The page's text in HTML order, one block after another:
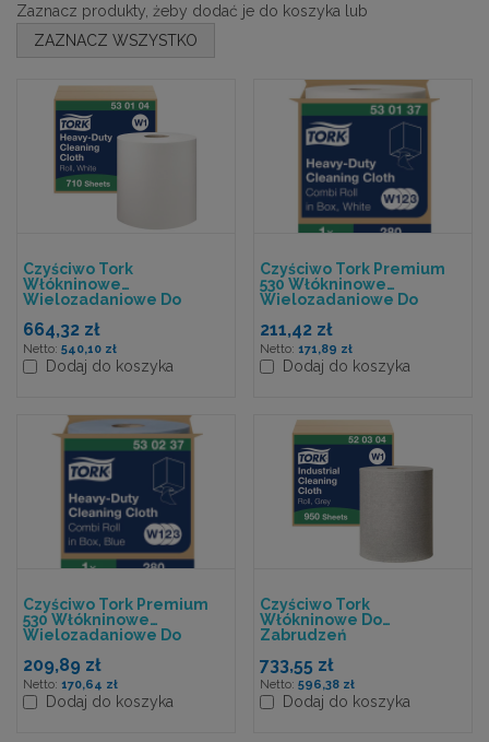
Zaznacz produkty, żeby dodać je do koszyka lub
ZAZNACZ WSZYSTKO
Czyściwo Tork
Włókninowe
Wielozadaniowe Do
Białe, 1w 269,80m,
System W1
664,32 zł
540,10 zł
Dodaj do koszyka
Czyściwo Tork Premium
530 Włókninowe
Wielozadaniowe Do
Biały, 106 M. System
W1/W2/W3
211,42 zł
171,89 zł
Dodaj do koszyka
Czyściwo Tork Premium
530 Włókninowe
Wielozadaniowe Do
Niebieski, 106m, System
W1/W2/W3
209,89 zł
170,64 zł
Dodaj do koszyka
Czyściwo Tork
Włókninowe Do
Zabrudzeń
361m, System W1
733,55 zł
596,38 zł
Dodaj do koszyka